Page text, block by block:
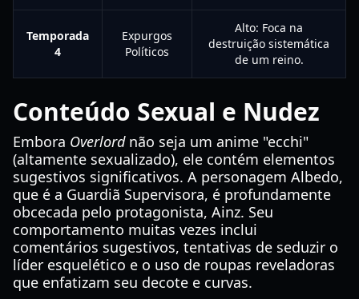
Temporada
4
Expurgos
Políticos
Alto: Foca na
destruição sistemática
de um reino.
Conteúdo Sexual e Nudez
Embora Overlordnão seja um anime "ecchi"
(altamente sexualizado), ele contém elementos
sugestivos significativos. A personagem Albedo,
que é a Guardiã Supervisora, é profundamente
obcecada pelo protagonista, Ainz. Seu
comportamento muitas vezes inclui
comentários sugestivos, tentativas de seduzir o
líder esquelético e o uso de roupas reveladoras
que enfatizam seu decote e curvas.